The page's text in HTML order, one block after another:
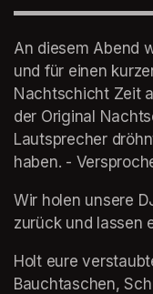
An diesem Abend
und für einen
Nachtschicht Zeit
der Original
Lautsprecher
haben. -
Wir holen unsere
zurück und lassen
Holt eure
Bauchtaschen,